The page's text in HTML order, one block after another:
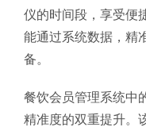
仪的时间段，享受便
能通过系统数据，精
备。
餐饮会员管理系统中
精准度的双重提升。